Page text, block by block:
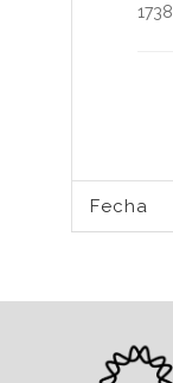
1738
Fecha